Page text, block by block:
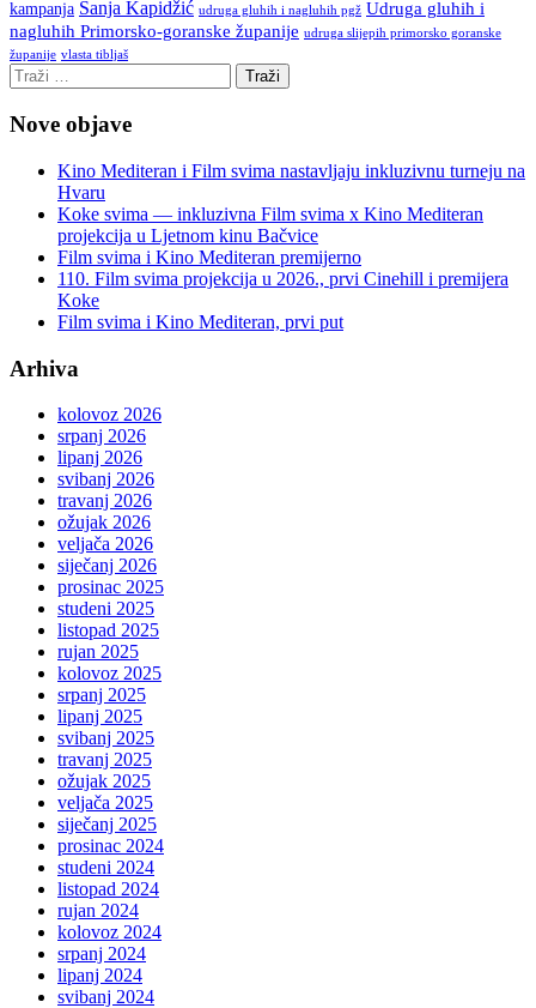
kampanja Sanja Kapidžić udruga gluhih i nagluhih pgž Udruga gluhih i
nagluhih Primorsko-goranske županije udruga slijepih primorsko goranske
županije vlasta tibljaš
Nove objave
Kino Mediteran i Film svima nastavljaju inkluzivnu turneju na
Hvaru
Koke svima — inkluzivna Film svima x Kino Mediteran
projekcija u Ljetnom kinu Bačvice
Film svima i Kino Mediteran premijerno
110. Film svima projekcija u 2026., prvi Cinehill i premijera
Koke
Film svima i Kino Mediteran, prvi put
Arhiva
kolovoz 2026
srpanj 2026
lipanj 2026
svibanj 2026
travanj 2026
ožujak 2026
veljača 2026
siječanj 2026
prosinac 2025
studeni 2025
listopad 2025
rujan 2025
kolovoz 2025
srpanj 2025
lipanj 2025
svibanj 2025
travanj 2025
ožujak 2025
veljača 2025
siječanj 2025
prosinac 2024
studeni 2024
listopad 2024
rujan 2024
kolovoz 2024
srpanj 2024
lipanj 2024
svibanj 2024